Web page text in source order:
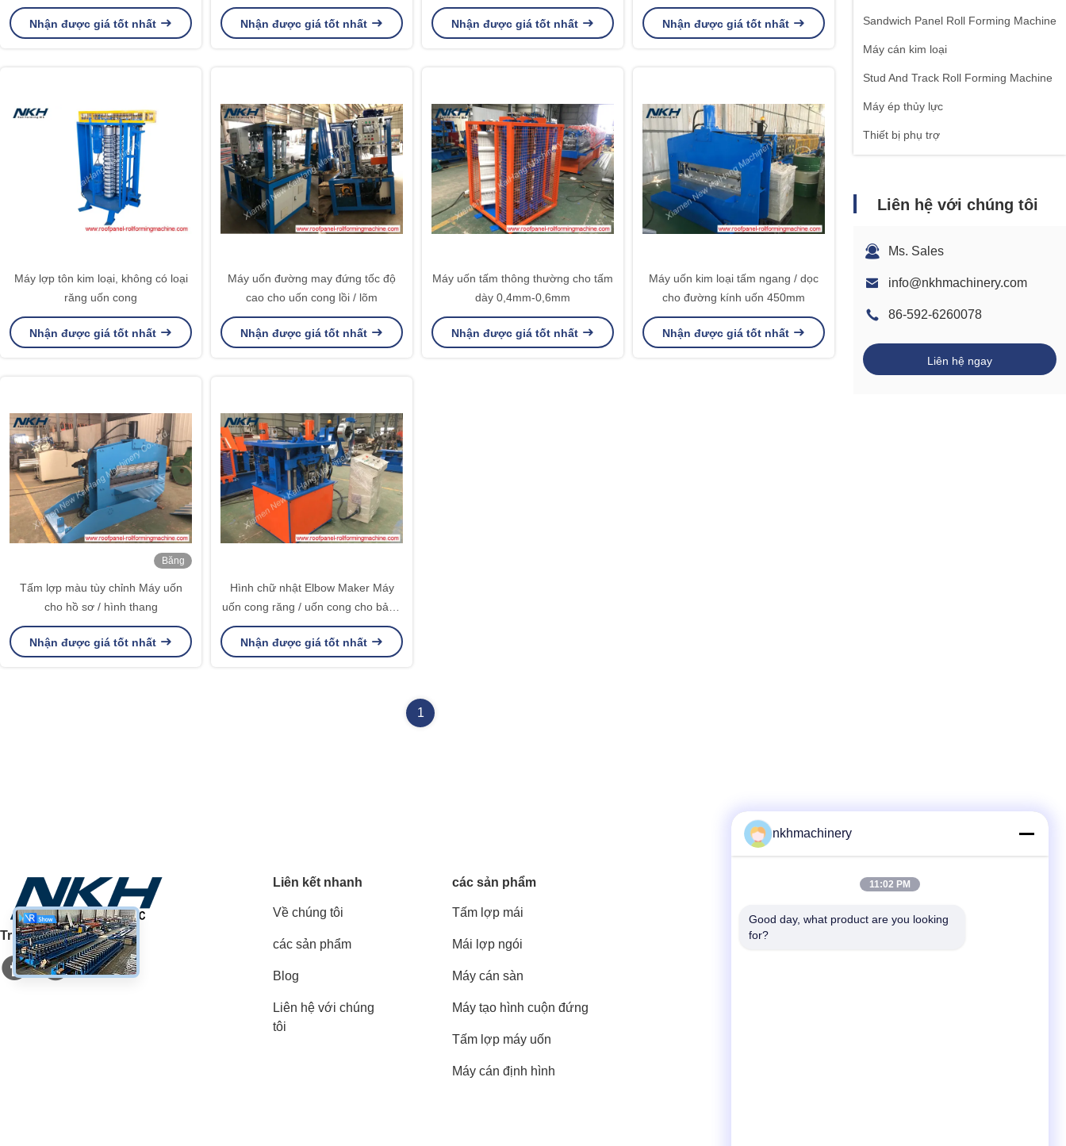
Sandwich Panel Roll Forming Machine
Máy cán kim loại
Stud And Track Roll Forming Machine
Máy ép thủy lực
Thiết bị phụ trợ
Liên hệ với chúng tôi
Ms. Sales
info@nkhmachinery.com
86-592-6260078
Liên hệ ngay
Nhận được giá tốt nhất Nhận được giá tốt nhất
1200mm với động cơ Servo của
Siemens
Nhận được giá tốt nhất Nhận được giá tốt nhất
Máy lợp tôn kim loại, không có loại
răng uốn cong
Nhận được giá tốt nhất
Máy uốn đường may đứng tốc độ
cao cho uốn cong lồi / lõm
Nhận được giá tốt nhất
Máy uốn tấm thông thường cho tấm
dày 0,4mm-0,6mm
Nhận được giá tốt nhất
Máy uốn kim loại tấm ngang / dọc
cho đường kính uốn 450mm
Nhận được giá tốt nhất
Băng
Tấm lợp màu tùy chỉnh Máy uốn
cho hồ sơ / hình thang
Nhận được giá tốt nhất
Hình chữ nhật Elbow Maker Máy
uốn cong răng / uốn cong cho bảng
điều khiển Downpipe
Nhận được giá tốt nhất
1
Truyền thông xã hội
Liên kết nhanh
Về chúng tôi
các sản phẩm
Blog
Liên hệ với chúng
tôi
các sản phẩm
Tấm lợp mái
Mái lợp ngói
Máy cán sàn
Máy tạo hình cuộn đứng
Tấm lợp máy uốn
Máy cán định hình
Điện thoại
nkhmachinery
11:02 PM
Good day, what product are you looking
for?